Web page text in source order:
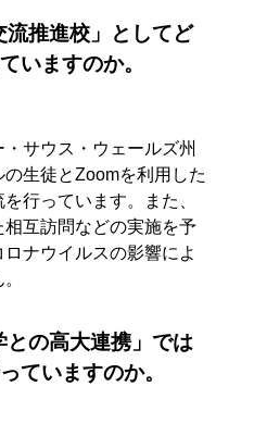
推進校」としてど
いますのか。
サウス・ウェールズ州
生徒とZoomを利用した
行っています。また、
互訪問などの実施を予
ナウイルスの影響によ
の高大連携」では
ていますのか。